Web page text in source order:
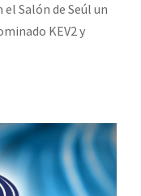
Salón de Seúl un
KEV2 y